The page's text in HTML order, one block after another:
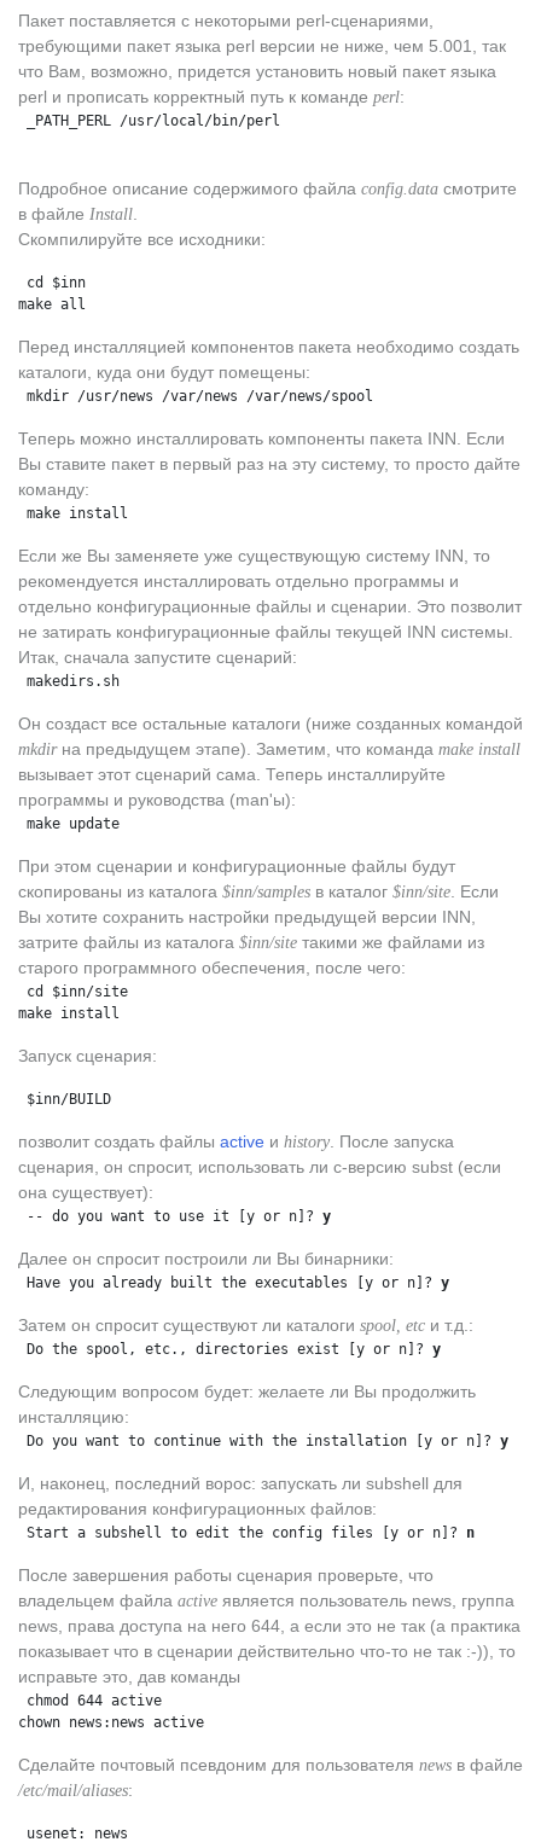
Пакет поставляется с некоторыми perl-сценариями,
требующими пакет языка perl версии не ниже, чем 5.001, так
что Вам, возможно, придется установить новый пакет языка
perl и прописать корректный путь к команде perl:
_PATH_PERL /usr/local/bin/perl
Подробное описание содержимого файла config.data смотрите
в файле Install
Скомпилируйте все исходники:
cd $inn
make all
Перед инсталляцией компонентов пакета необходимо создать
каталоги, куда они будут помещены:
mkdir /usr/news /var/news /var/news/spool
Теперь можно инсталлировать компоненты пакета INN. Если
Вы ставите пакет в первый раз на эту систему, то просто дайте
команду:
make install
Если же Вы заменяете уже существующую систему INN, то
рекомендуется инсталлировать отдельно программы и
отдельно конфигурационные файлы и сценарии. Это позволит
не затирать конфигурационные файлы текущей INN системы.
Итак, сначала запустите сценарий:
makedirs.sh
Он создаст все остальные каталоги (ниже созданных командой
mkdirна предыдущем этапе). Заметим, что команда make install
вызывает этот сценарий сама. Теперь инсталлируйте
программы и руководства (man'ы):
make update
При этом сценарии и конфигурационные файлы будут
скопированы из каталога $inn/samples в каталог $inn/site . Если
Вы хотите сохранить настройки предыдущей версии INN,
затрите файлы из каталога $inn/site такими же файлами из
старого программного обеспечения, после чего:
cd $inn/site
make install
Запуск сценария:
$inn/BUILD
позволит создать файлы active и history . После запуска
сценария, он спросит, использовать ли с-версию subst (если
она существует):
-- do you want to use it [y or n]? y
Далее он спросит построили ли Вы бинарники:
Have you already built the executables [y or n]? y
Затем он спросит существуют ли каталоги spool, etc и т.д.:
Do the spool, etc., directories exist [y or n]? y
Следующим вопросом будет: желаете ли Вы продолжить
инсталляцию:
Do you want to continue with the installation [y or n]? y
И, наконец, последний ворос: запускать ли subshell для
редактирования конфигурационных файлов:
Start a subshell to edit the config files [y or n]? n
После завершения работы сценария проверьте, что
владельцем файла active является пользователь news, группа
news, права доступа на него 644, а если это не так (а практика
показывает что в сценарии действительно что-то не так :-)), то
исправьте это, дав команды
chmod 644 active
chown news:news active
Сделайте почтовый псевдоним для пользователя news в файле
/etc/mail/aliases:
usenet: news